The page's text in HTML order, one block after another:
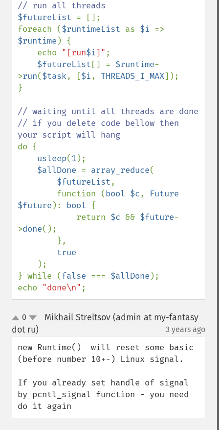
$futureList = [];
foreach ($runtimeList as $i
$runtime ) {
    echo
"[run$i]" ;
$futureList [] = $runtime-
>run($task, [$i, THREADS_I_MAX]);
}
// waiting until all threads are done
// if you delete code bellow then
do {
usleep(1 );
$allDone = array_reduce(
$futureList,
        function (
bool $c, Future
$future ): bool {
            return
$c && $future-
>done();
true
);
} while (false === $allDone );
echo "done\n" ;
up
down
0
Mikhail Streltsov (admin at my-fantasy
dot ru)
3 years ago
new Runtime()  will reset some basic
(before number 10+-) Linux signal.
If you already set handle of signal
by pcntl_signal function - you need
do it again